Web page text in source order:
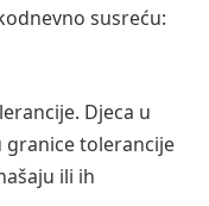
susreću:
Djeca u
granice tolerancije
ili ih